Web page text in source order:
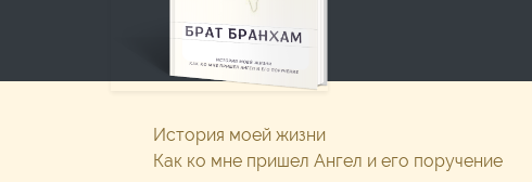
История моей жизни
Как ко мне пришел Ангел и его поручение